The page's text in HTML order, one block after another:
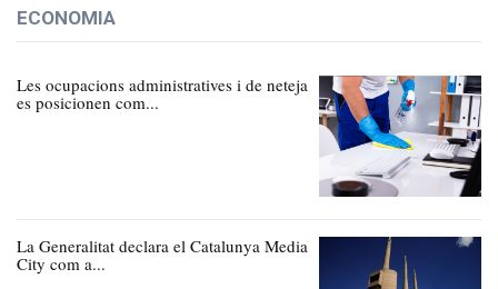
ECONOMIA
Les ocupacions administratives i de neteja
es posicionen com...
La Generalitat declara el Catalunya Media
City com a...